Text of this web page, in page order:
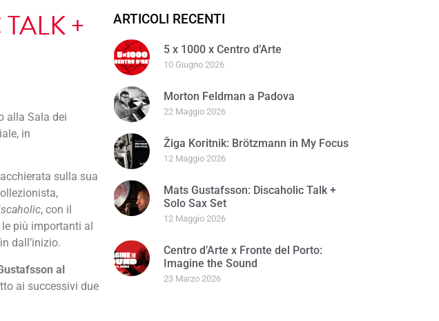
+
alla Sala dei
in
sulla sua
, con il
più importanti al
dall’inizio.
al
ai successivi due
ARTICOLI RECENTI
5 x 1000 x Centro d’Arte
10 Giugno 2026
Morton Feldman a Padova
22 Maggio 2026
Žiga Koritnik: Brötzmann in My Focus
12 Maggio 2026
Mats Gustafsson: Discaholic Talk +
Solo Sax Set
12 Maggio 2026
Centro d’Arte x Fronte del Porto:
Imagine the Sound
23 Marzo 2026